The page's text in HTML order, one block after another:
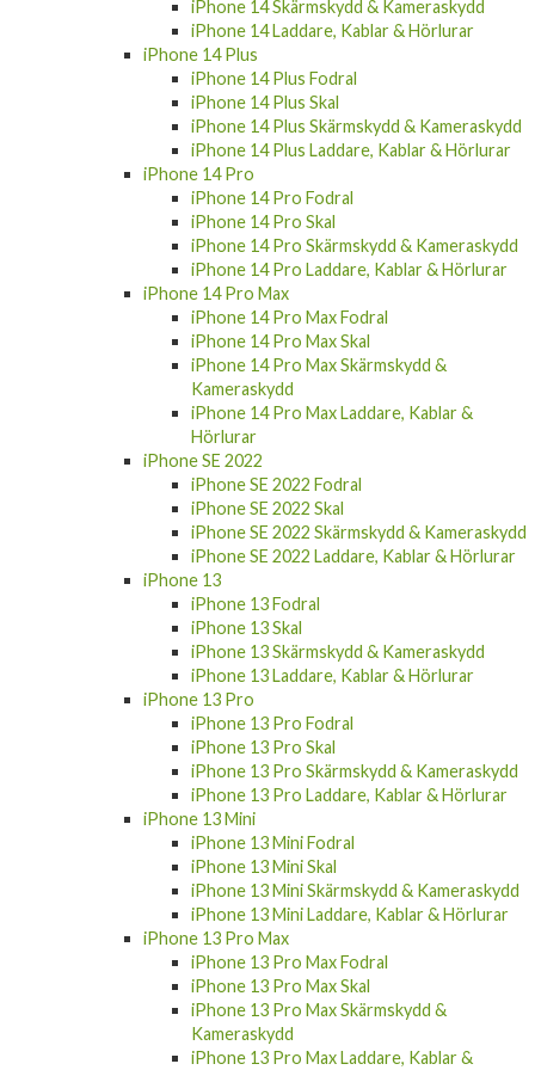
iPhone 14 Skärmskydd & Kameraskydd
iPhone 14 Laddare, Kablar & Hörlurar
iPhone 14 Plus
iPhone 14 Plus Fodral
iPhone 14 Plus Skal
iPhone 14 Plus Skärmskydd & Kameraskydd
iPhone 14 Plus Laddare, Kablar & Hörlurar
iPhone 14 Pro
iPhone 14 Pro Fodral
iPhone 14 Pro Skal
iPhone 14 Pro Skärmskydd & Kameraskydd
iPhone 14 Pro Laddare, Kablar & Hörlurar
iPhone 14 Pro Max
iPhone 14 Pro Max Fodral
iPhone 14 Pro Max Skal
iPhone 14 Pro Max Skärmskydd &
Kameraskydd
iPhone 14 Pro Max Laddare, Kablar &
Hörlurar
iPhone SE 2022
iPhone SE 2022 Fodral
iPhone SE 2022 Skal
iPhone SE 2022 Skärmskydd & Kameraskydd
iPhone SE 2022 Laddare, Kablar & Hörlurar
iPhone 13
iPhone 13 Fodral
iPhone 13 Skal
iPhone 13 Skärmskydd & Kameraskydd
iPhone 13 Laddare, Kablar & Hörlurar
iPhone 13 Pro
iPhone 13 Pro Fodral
iPhone 13 Pro Skal
iPhone 13 Pro Skärmskydd & Kameraskydd
iPhone 13 Pro Laddare, Kablar & Hörlurar
iPhone 13 Mini
iPhone 13 Mini Fodral
iPhone 13 Mini Skal
iPhone 13 Mini Skärmskydd & Kameraskydd
iPhone 13 Mini Laddare, Kablar & Hörlurar
iPhone 13 Pro Max
iPhone 13 Pro Max Fodral
iPhone 13 Pro Max Skal
iPhone 13 Pro Max Skärmskydd &
Kameraskydd
iPhone 13 Pro Max Laddare, Kablar &